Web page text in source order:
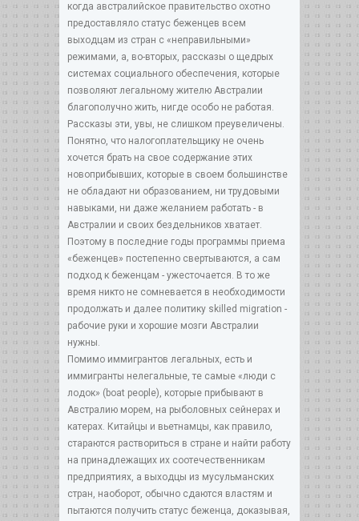
когда австралийское правительство охотно
предоставляло статус беженцев всем
выходцам из стран с «неправильными»
режимами, а, во-вторых, рассказы о щедрых
системах социального обеспечения, которые
позволяют легальному жителю Австралии
благополучно жить, нигде особо не работая.
Рассказы эти, увы, не слишком преувеличены.
Понятно, что налогоплательщику не очень
хочется брать на свое содержание этих
новоприбывших, которые в своем большинстве
не обладают ни образованием, ни трудовыми
навыками, ни даже желанием работать - в
Австралии и своих бездельников хватает.
Поэтому в последние годы программы приема
«беженцев» постепенно свертываются, а сам
подход к беженцам - ужесточается. В то же
время никто не сомневается в необходимости
продолжать и далее политику skilled migration -
рабочие руки и хорошие мозги Австралии
нужны.
Помимо иммигрантов легальных, есть и
иммигранты нелегальные, те самые «люди с
лодок» (boat people), которые прибывают в
Австралию морем, на рыболовных сейнерах и
катерах. Китайцы и вьетнамцы, как правило,
стараются раствориться в стране и найти работу
на принадлежащих их соотечественникам
предприятиях, а выходцы из мусульманских
стран, наоборот, обычно сдаются властям и
пытаются получить статус беженца, доказывая,